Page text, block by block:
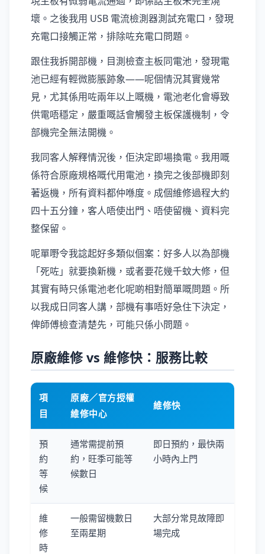
壞。之後我用 USB 電流檢測器測試充電口，發現
充電口接觸正常，排除咗充電口問題。
跟住我拆開部機，目測檢查主板同電池，發現電
池已經有輕微膨脹跡象——呢個情況其實幾常
見，尤其係用咗兩年以上嘅機，電池老化會導致
供電唔穩定，嚴重嘅話會觸發主板保護機制，令
部機完全無法開機。
我同客人解釋情況後，佢決定即場換電。我用嘅
係符合原廠規格嘅代用電池，換完之後部機即刻
著返機，所有資料都仲喺度。成個維修過程大約
四十五分鐘，客人唔使出門、唔使留機、資料完
整保留。
呢單嘢令我諗起好多類似個案：好多人以為部機
「死咗」就要換新機，或者要花幾千蚊大修，但
其實有時只係電池老化呢啲相對簡單嘅問題。所
以我成日同客人講，部機有事唔好急住下決定，
俾師傅檢查清楚先，可能只係小問題。
原廠維修 vs 維修快：服務比較
項
目
原廠／官方授權
維修中心
維修快
預
約
等
候
通常需提前預
約，旺季可能等
候數日
即日預約，最快兩
小時內上門
維
修
時
一般需留機數日
至兩星期
大部分常見故障即
場完成